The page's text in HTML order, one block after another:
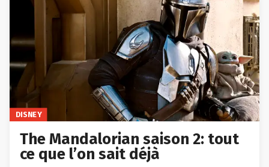
DISNEY
The Mandalorian saison 2: tout
ce que l’on sait déjà